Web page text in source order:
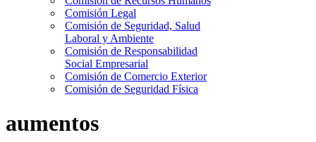
Comisión Legal
Comisión de Seguridad, Salud
Laboral y Ambiente
Comisión de Responsabilidad
Social Empresarial
Comisión de Comercio Exterior
Comisión de Seguridad Física
aumentos